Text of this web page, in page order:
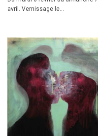
avril. Vernissage le...